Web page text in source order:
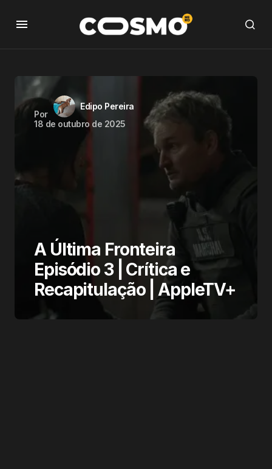
Por
Edipo Pereira
18 de outubro de 2025
A Última Fronteira
Episódio 3 | Crítica e
Recapitulação | AppleTV+